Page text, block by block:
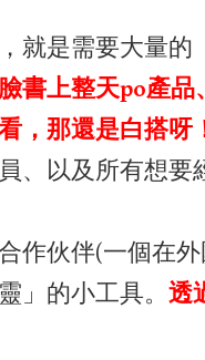
就是需要大量
臉書上整天po產
，那還是白搭呀
、以及所有想
作伙伴(一個在
」的小工具。 透